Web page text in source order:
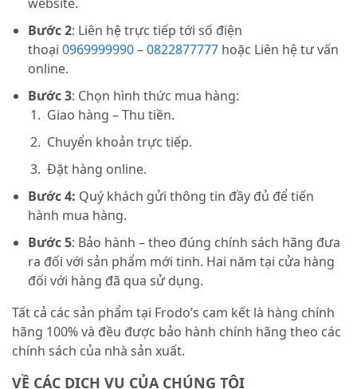
Bước 2: Liên hệ trực tiếp tới số điện
thoại 0969999990–0822877777 hoặc Liên hệ tư vấn
online.
Bước 3: Chọn hình thức mua hàng:
Giao hàng – Thu tiền.
Chuyển khoản trực tiếp.
Đặt hàng online.
Bước 4: Quý khách gửi thông tin đầy đủ để tiến
hành mua hàng.
Bước 5: Bảo hành – theo đúng chính sách hãng đưa
ra đối với sản phẩm mới tinh. Hai năm tại cửa hàng
đối với hàng đã qua sử dụng.
Tất cả các sản phẩm tại Frodo’s cam kết là hàng chính
hãng 100% và đều được bảo hành chính hãng theo các
chính sách của nhà sản xuất.
VỀ CÁC DỊCH VỤ CỦA CHÚNG TÔI